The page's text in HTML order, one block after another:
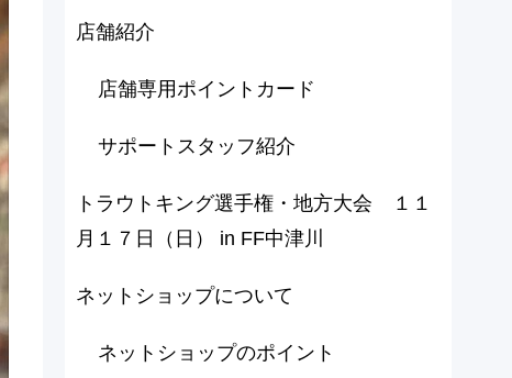
店舗紹介
店舗専用ポイントカード
サポートスタッフ紹介
トラウトキング選手権・地方大会 １１
月１７日（日） in FF中津川
ネットショップについて
ネットショップのポイント